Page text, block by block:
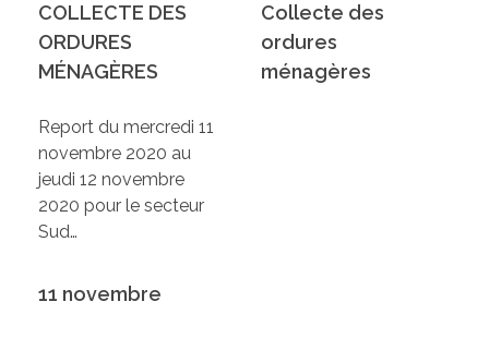
COLLECTE DES
ORDURES
MÉNAGÈRES
Report du mercredi 11
novembre 2020 au
jeudi 12 novembre
2020 pour le secteur
Sud…
Collecte des
ordures
ménagères
11 novembre